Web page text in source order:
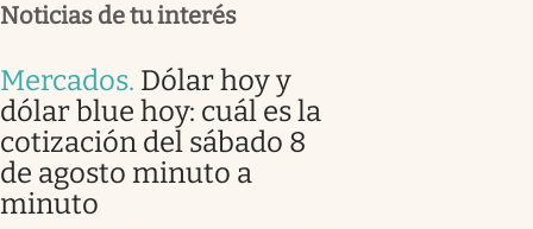
Noticias de tu interés
Mercados. Dólar hoy y
dólar blue hoy: cuál es la
cotización del sábado 8
de agosto minuto a
minuto